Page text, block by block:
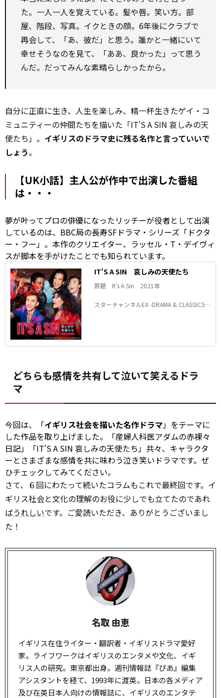
た。一人一人を覚えている。髪や唇。笑い方。部
屋、階段、写真。イクときの顔。6年後にクラブで
再会して、「あ、彼だ」と思う。誰かと一緒にいて
幸せそうなのを見て、「ああ、良かった」って思う
んだ。だってみんな素晴らしかったから。
自分に正直に生き、人生を楽しみ、精一杯生きたゲイ・コ
ミュニティーの仲間たちを描いた「IT'S A SIN 哀しみの天
使たち」。 イギリスのドラマ史に残る名作と言っていいで
しょう。
【UK小話】主人公が作中で出演した番組
は・・・
夢が叶ってプロの俳優になったリッチーが役者として出演
しているのは、BBC局の長寿SFドラマ・シリーズ「ドクタ
ー・フー」。本作のクリエイター、ラッセル・T・デイヴィ
スが脚本を手がけたことでも知られています。
IT'S A SIN 哀しみの天使たち
原題 It’s A Sin 2021年
スターチャンネルEX -DRAMA & CLASSICS-
どちらも感情を共有して泣いて笑えるドラ
マ
今回は、「イギリス社会を描いた名作ドラマ 」をテーマに
した作品を取り上げました。「産婦人科医アダムの赤裸々
日記」「IT'S A SIN 哀しみの天使たち」共々、キャラクタ
ーとさまざまな感情を共に味わう泣き笑いドラマです。ぜ
ひチェックしてみてください。
さて、６回にわたって続いたコラムもこれで最終回です。イ
ギリス社会と文化の理解のお役に少しでも立てたのであれ
ばうれしいです。ご愛読いただき、ありがとうございまし
た！
名取 由恵
イギリス在住ライター・翻訳者・イギリスドラマ愛好
家。ライフワークはイギリスのエンタメや文化、イギ
リス人の研究。東京都出身。週刊情報誌『ぴあ』編集
アシスタントを経て、1993年に渡英。日本の各メディア
及び在英日本人向けの情報誌に、イギリスのエンタテ